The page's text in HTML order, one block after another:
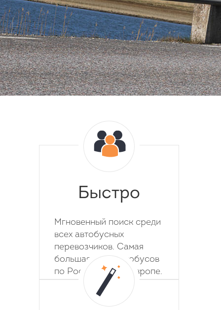
Быстро
Мгновенный поиск среди
всех автобусных
перевозчиков. Самая
большая база автобусов
по России, СНГ и Европе.